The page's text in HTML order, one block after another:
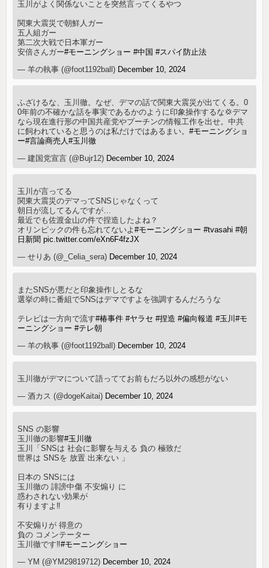
玉川がよく関係ないことを突然言ってくるやつ
関東大震災で朝鮮人ガー
五人組ガー
第二次大戦で日本軍ガー
安倍さんガー#モーニングショー #中国 #スパイ防止法
— 羊の執事 (@foot1192ball) December 10, 2024
ふざけるな、玉川徹。なぜ、デマの話で関東大震災が出てくる。0
0年前の不確かな話を事実であるかのように印象操作するな💢デマ
なら現在進行形の中国共産党やプーチンの情報工作を出せ。中共
に飼われていると思うのは私だけではあるまい。#モーニングショ
ー#言論商売人#玉川徹
— 建国党宣言 (@Bujr12) December 10, 2024
玉川が言ってる
関東大震災のデマってSNSじゃなくって
朝日が流してるんですが…
最近でも佐渡金山の件で捏造したよね？
オリンピックの件も忘れてないよ#モーニングショー #tvasahi #朝
日新聞 pic.twitter.com/eXn6F4fzJX
— せりあ (@_Celia_sera) December 10, 2024
またSNSが悪だと印象操作しとるな
選挙の時に番組でSNSはデマですよを強調するんだろうな
テレビは一方向で流す#椿事件 #ヤラセ #捏造 #偏向報道 #玉川#モ
ーニングショー #テレ朝
— 羊の執事 (@foot1192ball) December 10, 2024
玉川徹がデマについて語っててお前もだろ以外の感想がない
— 酒カス (@dogeKaitai) December 10, 2024
SNS の影響
玉川徹の影響#玉川徹
玉川「SNSは 社会に影響を与える 負の 極致だ
世界は SNSを 放置 出来ない 」
日本の SNSには
玉川徹の 誹謗中傷 不安煽り に
惑わされない効果が
有りますよ‼️
不安煽りが 得意の
負の コメンテーター
玉川徹です‼️#モーニングショー
— YM (@YM29819712) December 10, 2024